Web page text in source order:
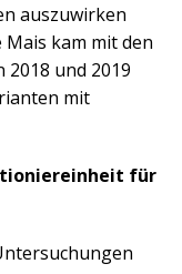
auszuwirken
kam mit den
und 2019
mit
für